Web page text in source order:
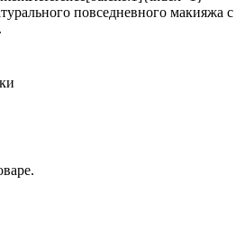
повседневного макияжа с